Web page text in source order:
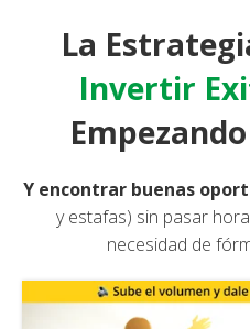
La
Invertir
Empezando
Y encontrar buenas
y estafas) sin pasar
necesidad de